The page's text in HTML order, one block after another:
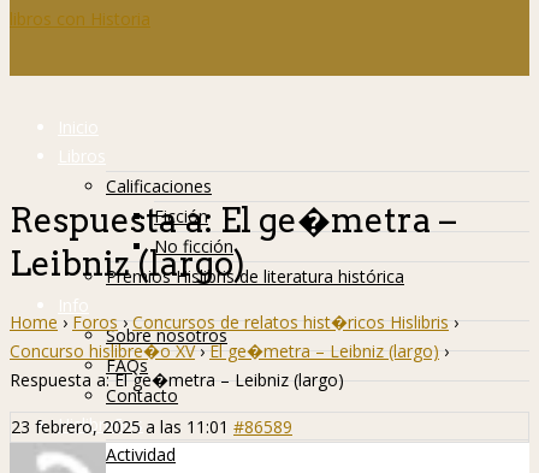
Inicio
Libros
Calificaciones
Ficción
No ficción
Premios Hislibris de literatura histórica
Info
Sobre nosotros
FAQs
Contacto
Hislibreños
Actividad
Respuesta a: El ge�metra –
Leibniz (largo)
Home › Foros › Concursos de relatos hist�ricos Hislibris ›
Concurso hislibre�o XV › El ge�metra – Leibniz (largo) ›
Respuesta a: El ge�metra – Leibniz (largo)
23 febrero, 2025 a las 11:01 #86589